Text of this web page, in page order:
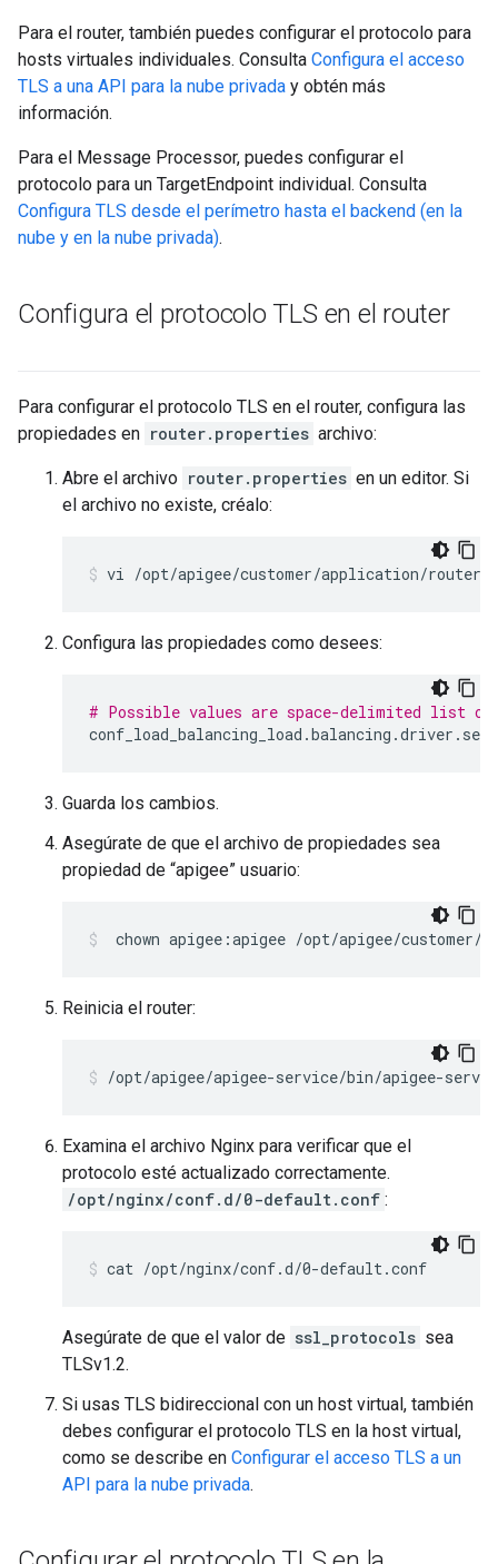
Para el router, también puedes configurar el protocolo para
hosts virtuales individuales. Consulta Configura el acceso
TLS a una API para la nube privada y obtén más
información.
Para el Message Processor, puedes configurar el
protocolo para un TargetEndpoint individual. Consulta
Configura TLS desde el perímetro hasta el backend (en la
nube y en la nube privada).
Configura el protocolo TLS en el router
Para configurar el protocolo TLS en el router, configura las
propiedades en router.properties archivo:
Abre el archivo router.properties en un editor. Si
el archivo no existe, créalo:
vi /opt/apigee/customer/application/
Configura las propiedades como desees:
# Possible values are space-delimited list of:
conf_load_balancing_load .balancing .driver .
Guarda los cambios.
Asegúrate de que el archivo de propiedades sea
propiedad de “apigee” usuario:
chown apigee:apigee /opt/apigee/
Reinicia el router:
/opt/apigee/apigee-service/bin/apigee-
Examina el archivo Nginx para verificar que el
protocolo esté actualizado correctamente.
/opt/nginx/conf.d/0-default.conf :
cat /opt/nginx/conf.d/0-default.conf
Asegúrate de que el valor de ssl_protocols sea
TLSv1.2.
Si usas TLS bidireccional con un host virtual, también
debes configurar el protocolo TLS en la host virtual,
como se describe en Configurar el acceso TLS a un
API para la nube privada.